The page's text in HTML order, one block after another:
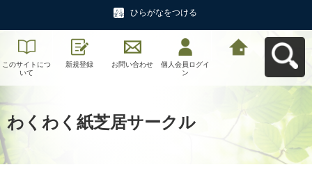
ひらがなをつける
このサイトにつ
いて
新規登録 お問い合わせ
個人会員ログイ
ン
わくわく紙芝居サークル